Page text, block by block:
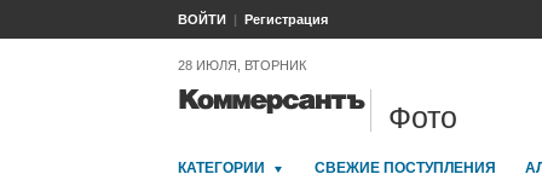
ВОЙТИ Регистрация
28 ИЮЛЯ, ВТОРНИК
Фото
КАТЕГОРИИ СВЕЖИЕ ПОСТУПЛЕНИЯ